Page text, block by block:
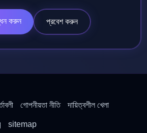
করুন প্রবেশ করুন
গোপনীয়তা নীতি দায়িত্বশীল খেলা
sitemap